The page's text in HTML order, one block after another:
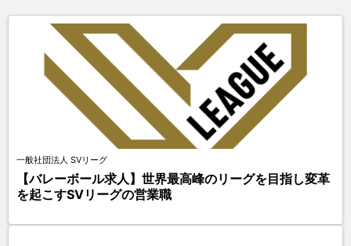
一般社団法人 SVリーグ
【バレーボール求人】世界最高峰のリーグを目指し変革
を起こすSVリーグの営業職